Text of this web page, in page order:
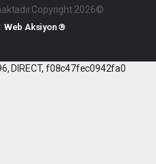
2026©
Web Aksiyon ®
DIRECT, f08c47fec0942fa0